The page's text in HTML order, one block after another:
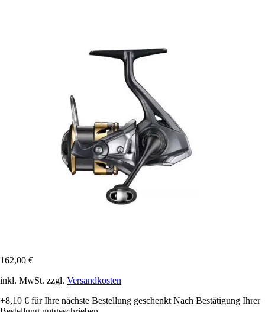
162,00 €
inkl. MwSt. zzgl. Versandkosten
+8,10 € für Ihre nächste Bestellung geschenkt Nach Bestätigung Ihrer